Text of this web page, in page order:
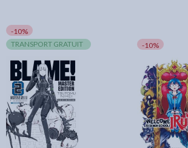
-10%
TRANSPORT GRATUIT
-10%